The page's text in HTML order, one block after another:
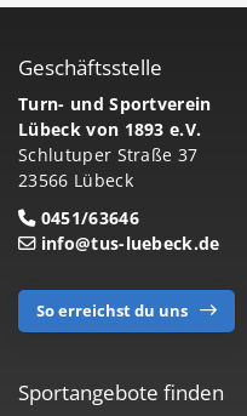
Geschäftsstelle
Turn- und Sportverein
Lübeck von 1893 e.V.
Schlutuper Straße 37
23566 Lübeck
0451/63646
info@tus-luebeck.de
So erreichst du uns
Sportangebote finden